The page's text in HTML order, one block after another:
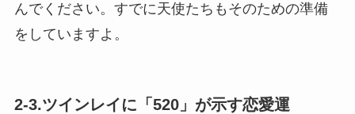
んでください。すでに天使たちもそのための準備
をしていますよ。
2-3.ツインレイに「520」が示す恋愛運